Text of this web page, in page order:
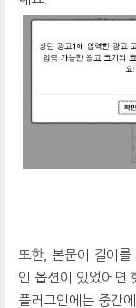
또한, 본문이 길이를
인 옵션이 있었어면
플러그인에는 중간